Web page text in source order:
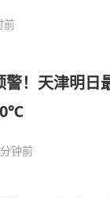
前
警！天津明
钟前